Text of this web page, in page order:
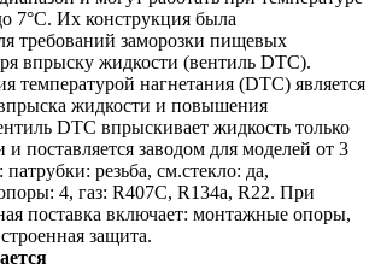
7°C. Их конструкция была
требований заморозки пищевых
впрыску жидкости (вентиль DTC).
температурой нагнетания (DTC) является
жидкости и повышения
DTC впрыскивает жидкость только
поставляется заводом для моделей от 3
резьба, см.стекло: да,
4, газ: R407C, R134a, R22. При
поставка включает: монтажные опоры,
защита.